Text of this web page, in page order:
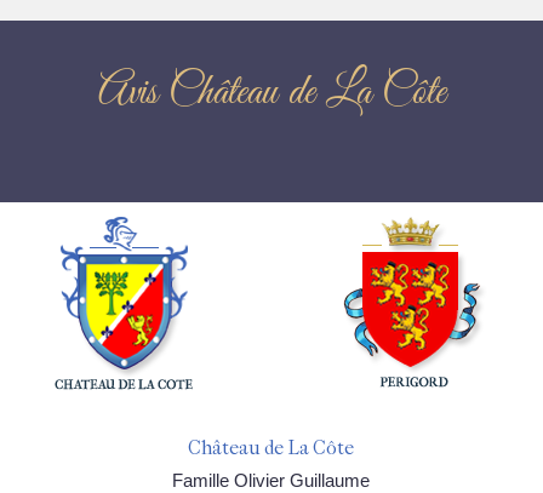
Avis Château de La Côte
Château de La Côte
Famille Olivier Guillaume